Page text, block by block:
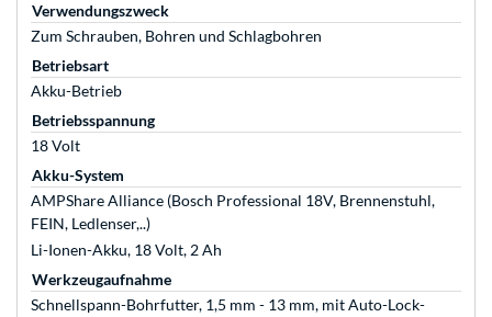
Verwendungszweck
Zum Schrauben, Bohren und Schlagbohren
Betriebsart
Akku-Betrieb
Betriebsspannung
18 Volt
Akku-System
AMPShare Alliance (Bosch Professional 18V, Brennenstuhl,
FEIN, Ledlenser,..)
Li-Ionen-Akku, 18 Volt, 2 Ah
Werkzeugaufnahme
Schnellspann-Bohrfutter, 1,5 mm - 13 mm, mit Auto-Lock-